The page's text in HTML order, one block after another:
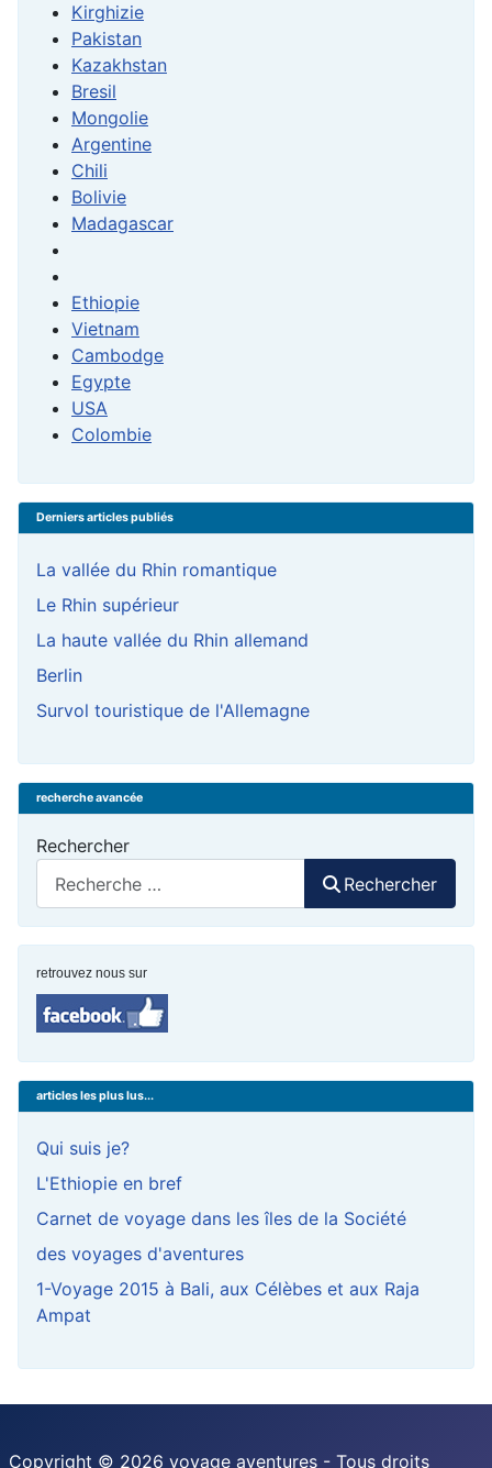
Kirghizie
Pakistan
Kazakhstan
Bresil
Mongolie
Argentine
Chili
Bolivie
Madagascar
Ethiopie
Vietnam
Cambodge
Egypte
USA
Colombie
Derniers articles publiés
La vallée du Rhin romantique
Le Rhin supérieur
La haute vallée du Rhin allemand
Berlin
Survol touristique de l'Allemagne
recherche avancée
Rechercher
Rechercher
retrouvez nous sur
articles les plus lus...
Qui suis je?
L'Ethiopie en bref
Carnet de voyage dans les îles de la Société
des voyages d'aventures
1-Voyage 2015 à Bali, aux Célèbes et aux Raja
Ampat
Copyright © 2026 voyage aventures - Tous droits